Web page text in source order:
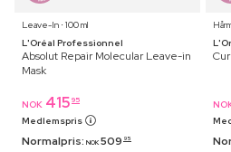
Leave-In ⋅ 100 ml
L'Oréal Professionnel
Absolut Repair Molecular Leave-in
Mask
NOK 415 95
Medlemspris
Normalpris: NOK 509 95